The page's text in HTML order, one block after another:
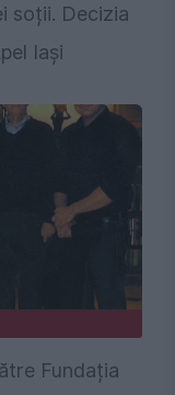
soții. Decizia
Iași
Fundația